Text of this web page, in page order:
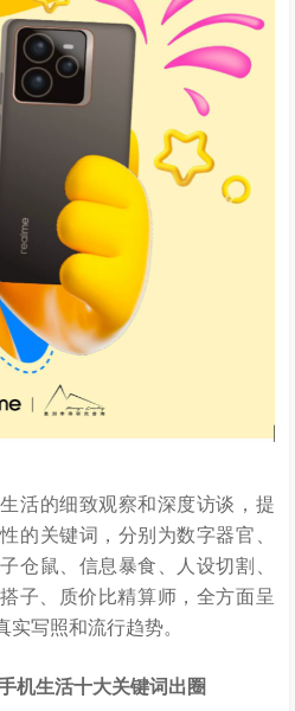
活的细致观察和深度访谈，提
的关键词，分别为数字器官、
仓鼠、信息暴食、人设切割、
子、质价比精算师，全方面呈
写照和流行趋势。
机生活十大关键词出圈